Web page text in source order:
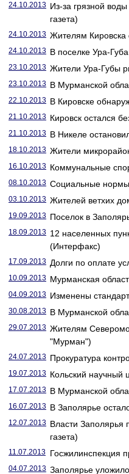
24.10.2013 Из-за грязной
газета)
24.10.2013 Жителям Кировска
24.10.2013 В поселке Ура-
23.10.2013 Жители Ура-Губы
23.10.2013 В Мурманской
22.10.2013 В Кировске
21.10.2013 Кировск остался
21.10.2013 В Никеле
18.10.2013 Жители
16.10.2013 Коммунальные
08.10.2013 Социальные нормы
03.10.2013 Жителей ветхих
19.09.2013 Поселок в
18.09.2013 12 населенных
(Интерфакс)
17.09.2013 Долги по оплате
10.09.2013 Мурманская
04.09.2013 Изменены
30.08.2013 В Мурманской
29.07.2013 Жителям
"Мурман")
24.07.2013 Прокуратура
19.07.2013 Кольский научный
17.07.2013 В Мурманской
16.07.2013 В Заполярье
12.07.2013 Власти Заполярья
газета)
11.07.2013 Госжилинспекция
04.07.2013 Заполярье